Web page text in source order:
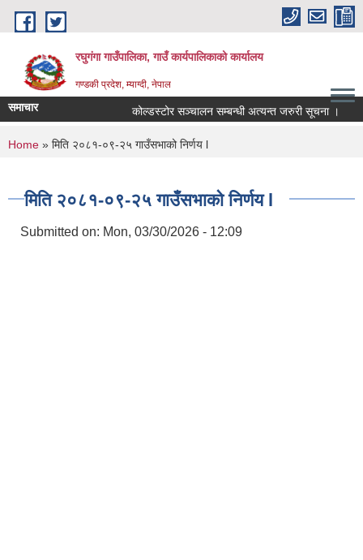
Skip to main content
रघुगंगा गाउँपालिका, गाउँ कार्यपालिकाको कार्यालय
गण्डकी प्रदेश, म्याग्दी, नेपाल
समाचार कोल्डस्टोर सञ्चालन सम्बन्धी अत्यन्त जरुरी सूचना ।
You are here
Home » मिति २०८१-०९-२५ गाउँसभाको निर्णय l
मिति २०८१-०९-२५ गाउँसभाको निर्णय l
Submitted on: Mon, 03/30/2026 - 12:09